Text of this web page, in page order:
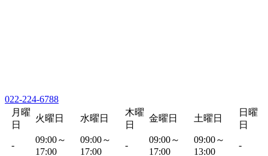
022-224-6788
月曜
日
火曜日 水曜日
木曜
日
金曜日 土曜日
日曜
日
-
09:00～
17:00
09:00～
17:00
-
09:00～
17:00
09:00～
13:00
-